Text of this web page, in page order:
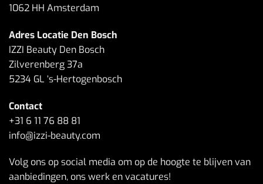
1062 HH Amsterdam
Adres Locatie Den Bosch
IZZI Beauty Den Bosch
Zilverenberg 37a
5234 GL ‘s-Hertogenbosch
Contact
+31 6 11 76 88 81
info@izzi-beauty.com
Volg ons op social media om op de hoogte te blijven van
aanbiedingen, ons werk en vacatures!